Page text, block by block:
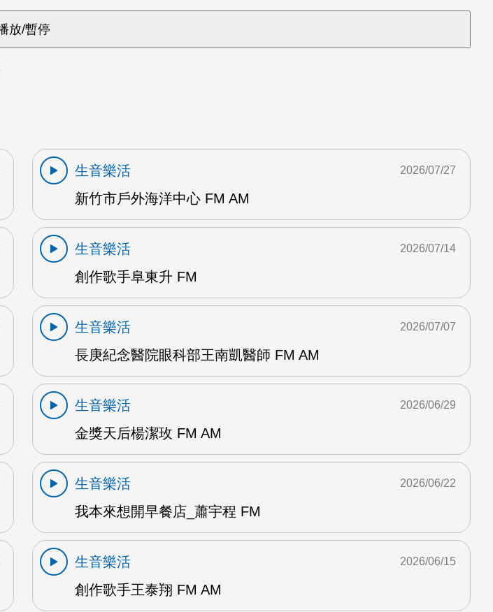
生音樂活
新竹市戶外海洋中心 FM AM
2026/07/27
生音樂活
創作歌手阜東升 FM
2026/07/14
生音樂活
長庚紀念醫院眼科部王南凱醫師 FM AM
2026/07/07
生音樂活
金獎天后楊潔玫 FM AM
2026/06/29
生音樂活
我本來想開早餐店_蕭宇程 FM
2026/06/22
生音樂活
創作歌手王泰翔 FM AM
2026/06/15